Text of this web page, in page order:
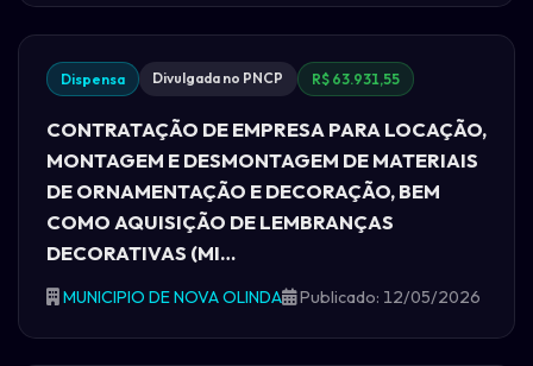
Dispensa Divulgada no PNCP R$ 63.931,55
CONTRATAÇÃO DE EMPRESA PARA LOCAÇÃO,
MONTAGEM E DESMONTAGEM DE MATERIAIS
DE ORNAMENTAÇÃO E DECORAÇÃO, BEM
COMO AQUISIÇÃO DE LEMBRANÇAS
DECORATIVAS (MI…
MUNICIPIO DE NOVA OLINDA Publicado: 12/05/2026